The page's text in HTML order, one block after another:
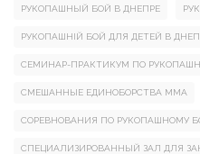
РУКОПАШНЫЙ БОЙ В ДНЕПРЕ
РУКОПАШНІЙ БОЙ ДЛЯ ДЕТЕЙ В
СЕМИНАР-ПРАКТИКУМ ПО
СМЕШАННЫЕ ЕДИНОБОРСТВА ММА
СОРЕВНОВАНИЯ ПО РУКОПАШНОМУ
СПЕЦИАЛИЗИРОВАННЫЙ ЗАЛ ДЛЯ